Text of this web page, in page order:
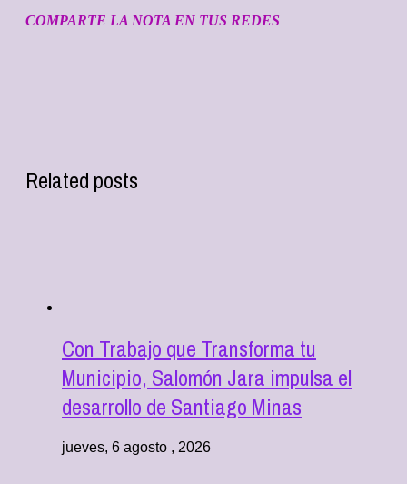
COMPARTE LA NOTA EN TUS REDES
Related posts
Con Trabajo que Transforma tu
Municipio, Salomón Jara impulsa el
desarrollo de Santiago Minas
jueves, 6 agosto , 2026